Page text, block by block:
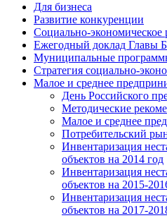
Для бизнеса
Развитие конкуренции
Социально-экономическое
Ежегодный доклад Главы
Муниципальные
Стратегия социально-
Малое и среднее
День Российского
Методические
Малое и среднее
Потребительский
Инвентаризация
объектов на 2014 год
Инвентаризация
объектов на 2015-
Инвентаризация
объектов на 2017-